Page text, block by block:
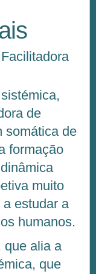
de
somática de
formação
muito
estudar a
humanos.
que alia a
que